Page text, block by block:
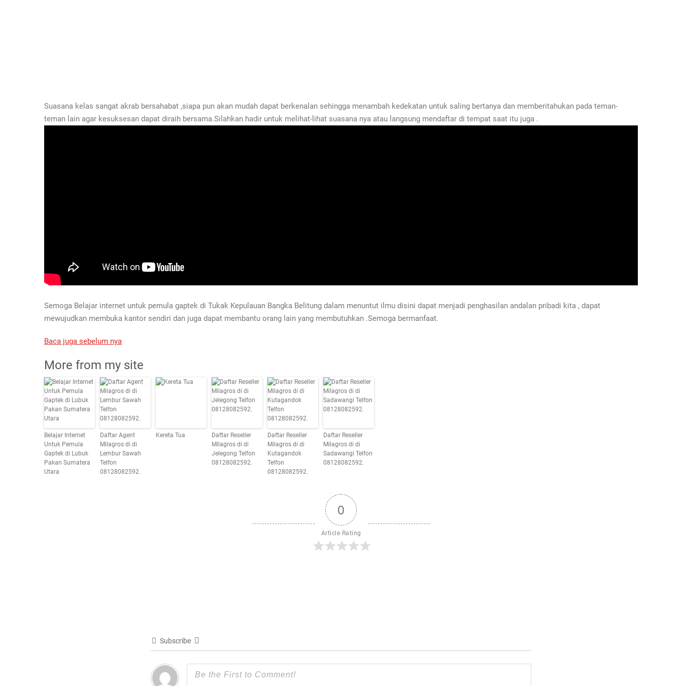
Suasana kelas sangat akrab bersahabat ,siapa pun akan mudah dapat berkenalan sehingga menambah kedekatan untuk saling bertanya dan memberitahukan pada teman-
teman lain agar kesuksesan dapat diraih bersama.Silahkan hadir untuk melihat-lihat suasana nya atau langsung mendaftar di tempat saat itu juga .
Semoga Belajar internet untuk pemula gaptek di Tukak Kepulauan Bangka Belitung dalam menuntut ilmu disini dapat menjadi penghasilan andalan pribadi kita , dapat
mewujudkan membuka kantor sendiri dan juga dapat membantu orang lain yang membutuhkan .Semoga bermanfaat.
Baca juga sebelum nya
More from my site
Belajar Internet
Untuk Pemula
Gaptek di Lubuk
Pakan Sumatera
Utara
Daftar Agent
Milagros di di
Lembur Sawah
Telfon
08128082592.
Kereta Tua
Daftar Reseller
Milagros di di
Jelegong Telfon
08128082592.
Daftar Reseller
Milagros di di
Kutagandok
Telfon
08128082592.
Daftar Reseller
Milagros di di
Sadawangi Telfon
08128082592.
0
Article Rating
Subscribe